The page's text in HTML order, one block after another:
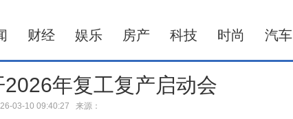
财经 娱乐 房产 科技 时尚 汽车
年复工复产启动会
03-10 09:40:27 来源：